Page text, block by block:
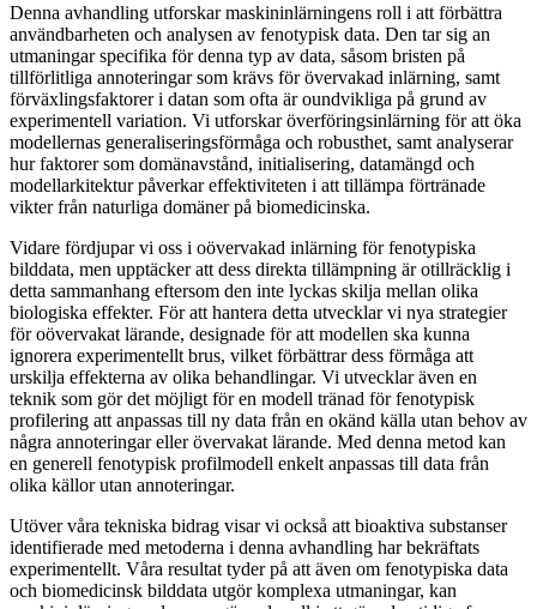
Denna avhandling utforskar maskininlärningens roll i att förbättra
användbarheten och analysen av fenotypisk data. Den tar sig an
utmaningar specifika för denna typ av data, såsom bristen på
tillförlitliga annoteringar som krävs för övervakad inlärning, samt
förväxlingsfaktorer i datan som ofta är oundvikliga på grund av
experimentell variation. Vi utforskar överföringsinlärning för att öka
modellernas generaliseringsförmåga och robusthet, samt analyserar
hur faktorer som domänavstånd, initialisering, datamängd och
modellarkitektur påverkar effektiviteten i att tillämpa förtränade
vikter från naturliga domäner på biomedicinska.
Vidare fördjupar vi oss i oövervakad inlärning för fenotypiska
bilddata, men upptäcker att dess direkta tillämpning är otillräcklig i
detta sammanhang eftersom den inte lyckas skilja mellan olika
biologiska effekter. För att hantera detta utvecklar vi nya strategier
för oövervakat lärande, designade för att modellen ska kunna
ignorera experimentellt brus, vilket förbättrar dess förmåga att
urskilja effekterna av olika behandlingar. Vi utvecklar även en
teknik som gör det möjligt för en modell tränad för fenotypisk
profilering att anpassas till ny data från en okänd källa utan behov av
några annoteringar eller övervakat lärande. Med denna metod kan
en generell fenotypisk profilmodell enkelt anpassas till data från
olika källor utan annoteringar.
Utöver våra tekniska bidrag visar vi också att bioaktiva substanser
identifierade med metoderna i denna avhandling har bekräftats
experimentellt. Våra resultat tyder på att även om fenotypiska data
och biomedicinsk bilddata utgör komplexa utmaningar, kan